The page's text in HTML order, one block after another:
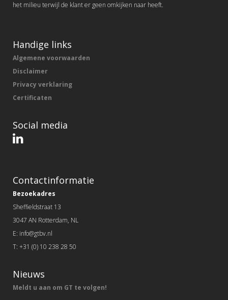
het milieu terwijl de klant er geen omkijken naar heeft.
Handige links
Algemene voorwaarden
Disclaimer
Privacy verklaring
Certificaten
Social media
Contactinformatie
Bezoekadres
Sheffieldstraat 13
3047 AN Rotterdam, NL
E: info@gtbv.nl
T: +31 (0) 10 238 28 50
Nieuws
Meldt u aan om GT te volgen!